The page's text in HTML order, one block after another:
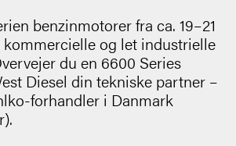
benzinmotorer fra ca. 19–21
og let industrielle
du en 6600 Series
Diesel din tekniske partner –
forhandler i Danmark